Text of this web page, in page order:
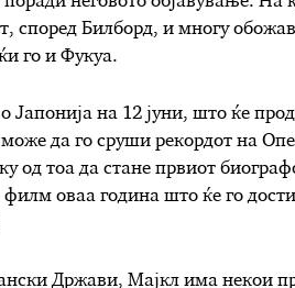
според Билборд, и многу
го и Фукуа.
Јапонија на 12 јуни, што ќе
да го сруши рекордот на
од тоа да стане првиот
оваа година што ќе го
Држави, Мајкл има некои